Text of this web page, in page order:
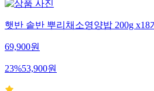
햇반 솥반 뿌리채소영양밥 200g x18
69,900원
23%53,900원